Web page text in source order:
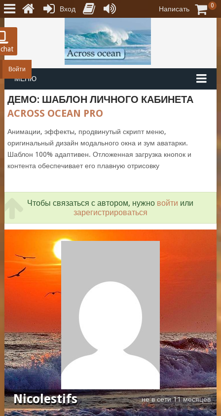
Войти
МЕНЮ
ДЕМО: ШАБЛОН ЛИЧНОГО КАБИНЕТА
ACROSS OCEAN PRO
Анимации, эффекты, продвинутый скрипт меню,
оригинальный дизайн модального окна и зум аватарки.
Шаблон 100% адаптивен. Отложенная загрузка кнопок и
контента обеспечивает его плавную отрисовку
Чтобы связаться с автором, нужно войти или
зарегистрироваться
Nicolestifs не в сети 11 месяцев
Вход Написать 0